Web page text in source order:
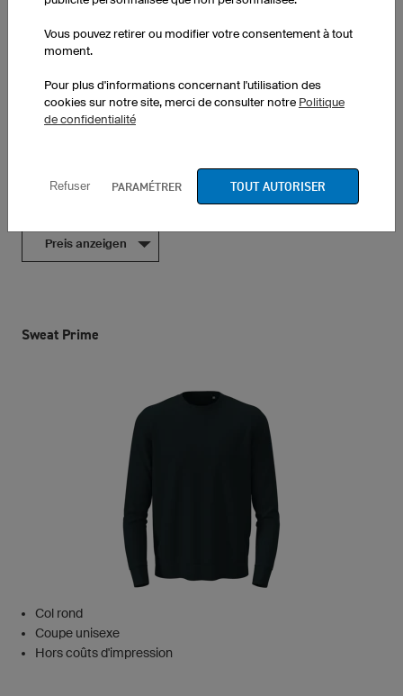
Capuche double épaisseur
Preis anzeigen
Sweat Prime
Col rond
Coupe unisexe
Hors coûts d'impression
Vous pouvez retirer ou modifier votre consentement à tout
moment.
Pour plus d'informations concernant l'utilisation des
cookies sur notre site, merci de consulter notre Politique
de confidentialité
Refuser PARAMÉTRER TOUT AUTORISER